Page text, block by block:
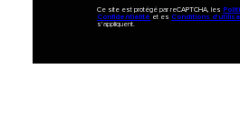
Ce site est protégé par reCAPTCHA, les
Confidentialité et es Conditions
s'appliquent.